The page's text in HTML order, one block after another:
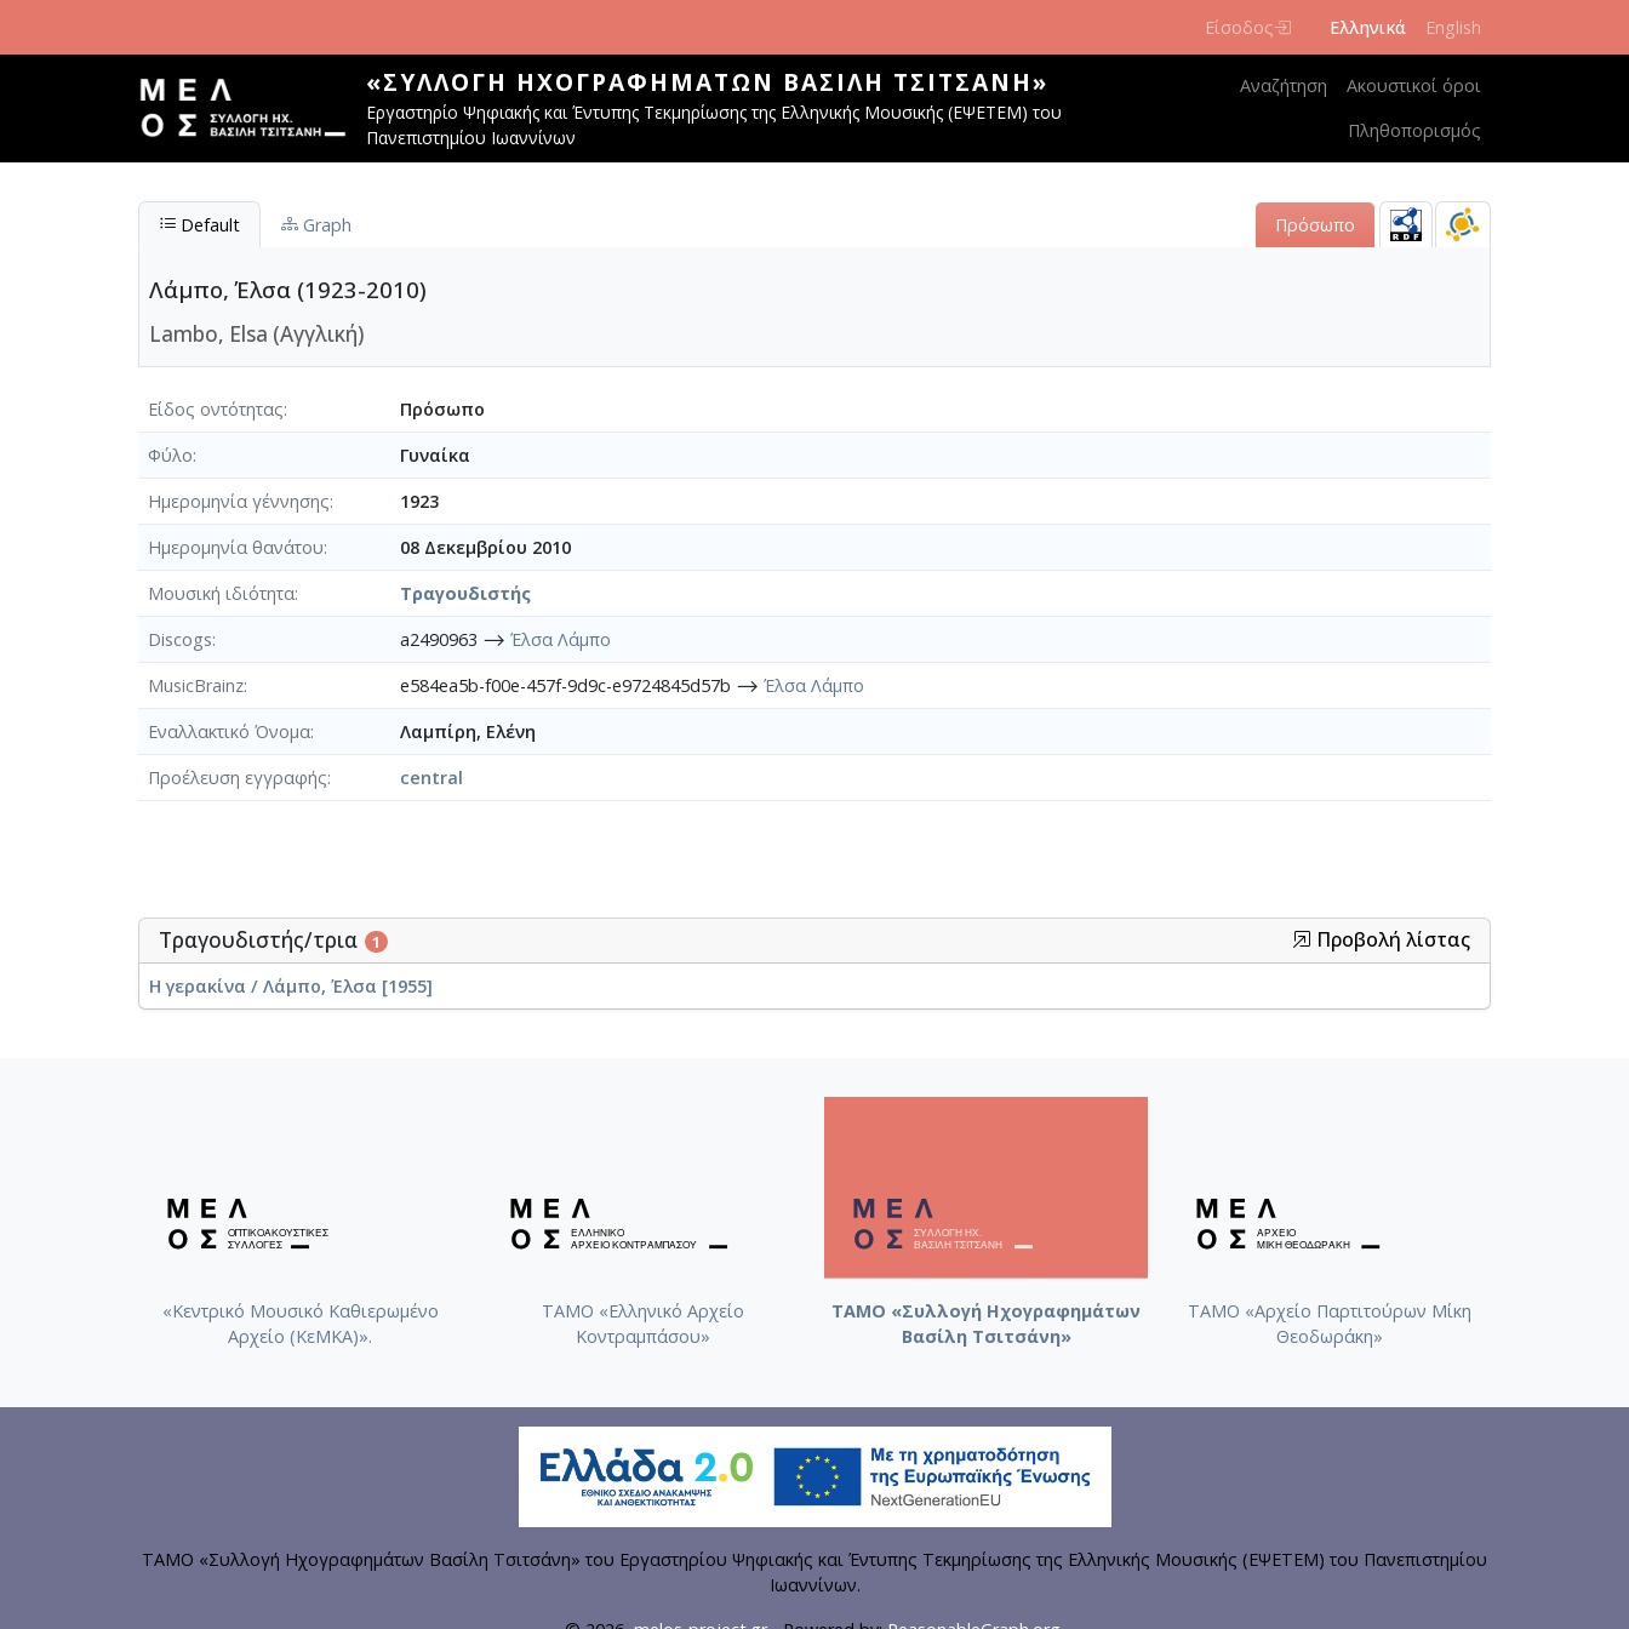
Είσοδος Ελληνικά English
«ΣΥΛΛΟΓΉ ΗΧΟΓΡΑΦΗΜΆΤΩΝ ΒΑΣΊΛΗ ΤΣΙΤΣΆΝΗ»
Εργαστηρίο Ψηφιακής και Έντυπης Τεκμηρίωσης της Ελληνικής Μουσικής (ΕΨΕΤΕΜ) του
Πανεπιστημίου Ιωαννίνων
Κεντρική πλοήγηση
Αναζήτηση
Ακουστικοί όροι
Πληθοπορισμός
Default Graph Πρόσωπο
Λάμπο, Έλσα (1923-2010)
Lambo, Elsa (Αγγλική)
Είδος οντότητας
Πρόσωπο
Φύλο
Γυναίκα
Ημερομηνία γέννησης
1923
Ημερομηνία θανάτου
08 Δεκεμβρίου 2010
Μουσική ιδιότητα
Τραγουδιστής
Discogs
a2490963 ⟶ Έλσα Λάμπο
MusicBrainz
e584ea5b-f00e-457f-9d9c-e9724845d57b ⟶ Έλσα Λάμπο
Εναλλακτικό Όνομα
Λαμπίρη, Ελένη
Προέλευση εγγραφής
central
Τραγουδιστής/τρια 1 Προβολή λίστας
Η γερακίνα / Λάμπο, Έλσα [1955]
«Κεντρικό Μουσικό Καθιερωμένο
Αρχείο (ΚεΜΚΑ)».
ΤΑΜΟ «Ελληνικό Αρχείο
Κοντραμπάσου»
ΤΑΜΟ «Συλλογή Ηχογραφημάτων
Βασίλη Τσιτσάνη»
ΤΑΜΟ «Αρχείο Παρτιτούρων Μίκη
Θεοδωράκη»
ΤΑΜΟ «Συλλογή Ηχογραφημάτων Βασίλη Τσιτσάνη» του Εργαστηρίου Ψηφιακής και Έντυπης Τεκμηρίωσης της Ελληνικής Μουσικής (ΕΨΕΤΕΜ) του Πανεπιστημίου
Ιωαννίνων.